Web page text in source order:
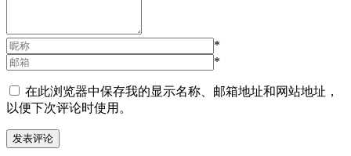
*
*
在此浏览器中保存我的显示名称、邮箱地址和网站地址，
以便下次评论时使用。